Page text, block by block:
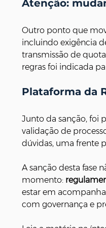
Atenção:
Outro ponto que
incluindo exigência
transmissão de
regras foi indicada
Plataforma da
Junto da sanção, foi
validação de
dúvidas, uma frente
A sanção desta fase
momento:
estar em
com governança e